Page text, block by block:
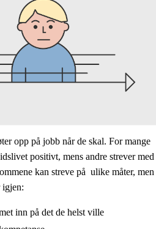
opp på jobb når de skal. For mange
positivt, mens andre strever med
kan streve på ulike måter, men
igjen:
inn på det de helst ville